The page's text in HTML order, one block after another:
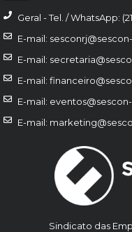
Sindicato das
Geral - Tel. / WhatsApp:
E-mail:
E-mail:
E-mail:
E-mail:
E-mail: